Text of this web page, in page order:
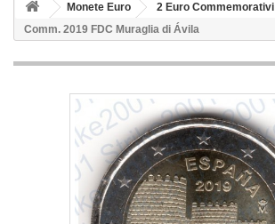
Monete Euro 2 Euro Commemorativi
Comm. 2019 FDC Muraglia di Ávila